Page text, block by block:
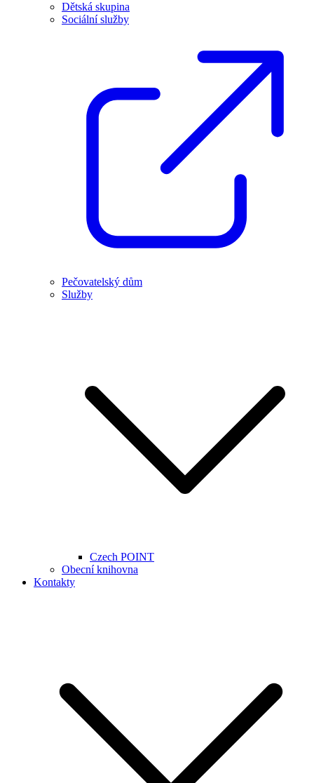
Dětská skupina
Sociální služby
Pečovatelský dům
Služby
Czech POINT
Obecní knihovna
Kontakty